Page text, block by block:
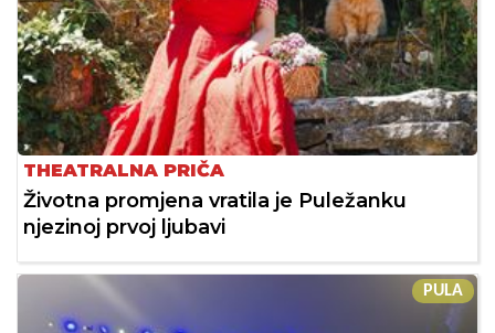
THEATRALNA PRIČA
Životna promjena vratila je Puležanku
njezinoj prvoj ljubavi
PULA